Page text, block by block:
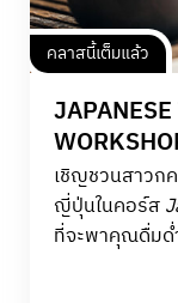
คลาสนี้เต็มแล้ว
เชิญชวนสาวก
ญี่ปุ่นในคอร์ส
ที่จะพาคุณดื่มด่